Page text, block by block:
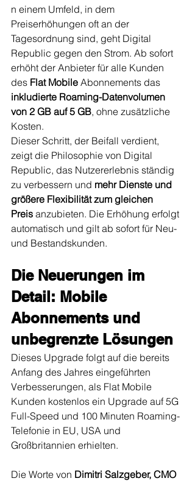
n einem Umfeld, in dem
Preiserhöhungen oft an der
Tagesordnung sind, geht Digital
Republic gegen den Strom. Ab sofort
erhöht der Anbieter für alle Kunden
des Flat Mobile Abonnements das
inkludierte Roaming-Datenvolumen
von 2 GB auf 5 GB, ohne zusätzliche
Kosten.
Dieser Schritt, der Beifall verdient,
zeigt die Philosophie von Digital
Republic, das Nutzererlebnis ständig
zu verbessern und mehr Dienste und
größere Flexibilität zum gleichen
Preis anzubieten. Die Erhöhung erfolgt
automatisch und gilt ab sofort für Neu-
und Bestandskunden.
Die Neuerungen im
Detail: Mobile
Abonnements und
unbegrenzte Lösungen
Dieses Upgrade folgt auf die bereits
Anfang des Jahres eingeführten
Verbesserungen, als Flat Mobile
Kunden kostenlos ein Upgrade auf 5G
Full-Speed und 100 Minuten Roaming-
Telefonie in EU, USA und
Großbritannien erhielten.
Die Worte von Dimitri Salzgeber, CMO